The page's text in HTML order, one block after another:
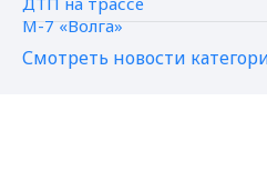
Смотреть новости